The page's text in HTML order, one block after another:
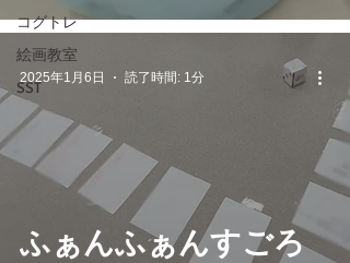
コグトレ
絵画教室
SST
ふぁんふぁんすごろ
2025年1月6日 読了時間: 1分